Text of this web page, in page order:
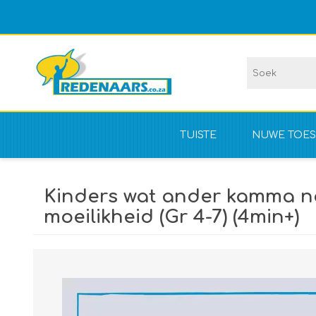
TUISTE NUWE
NIE vir
Kinders wat ander kamma
moeilikheid (Gr 4-7) (4min+)